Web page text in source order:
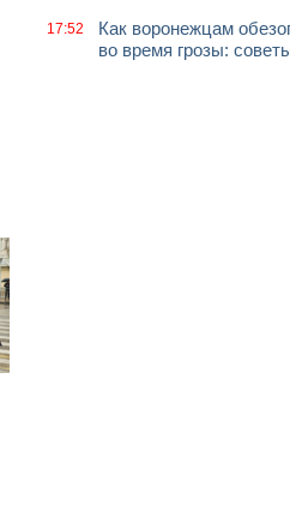
17:52
Как воронежцам
во время грозы: